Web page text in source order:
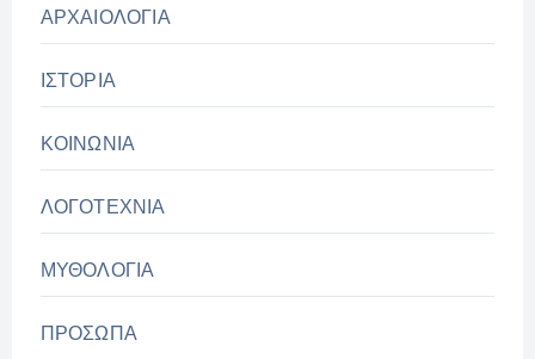
ΑΡΧΑΙΟΛΟΓΙΑ
ΙΣΤΟΡΙΑ
ΚΟΙΝΩΝΙΑ
ΛΟΓΟΤΕΧΝΙΑ
ΜΥΘΟΛΟΓΙΑ
ΠΡΟΣΩΠΑ